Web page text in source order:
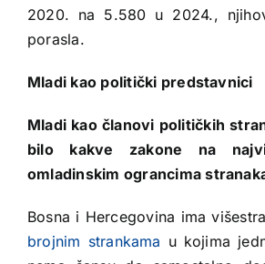
2020. na 5.580 u 2024.,
porasla.
Mladi kao politički predstavnici
Mladi kao članovi političkih
bilo kakve zakone na
omladinskim ograncima
Bosna i Hercegovina ima
brojnim strankama u kojima